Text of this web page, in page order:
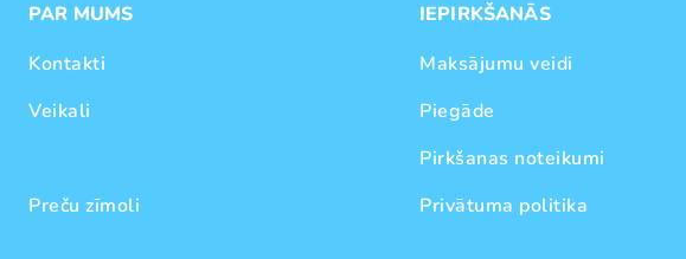
PAR MUMS
Kontakti
Veikali
Preču zīmoli
IEPIRKŠANĀS
Maksājumu veidi
Piegāde
Pirkšanas noteikumi
Privātuma politika